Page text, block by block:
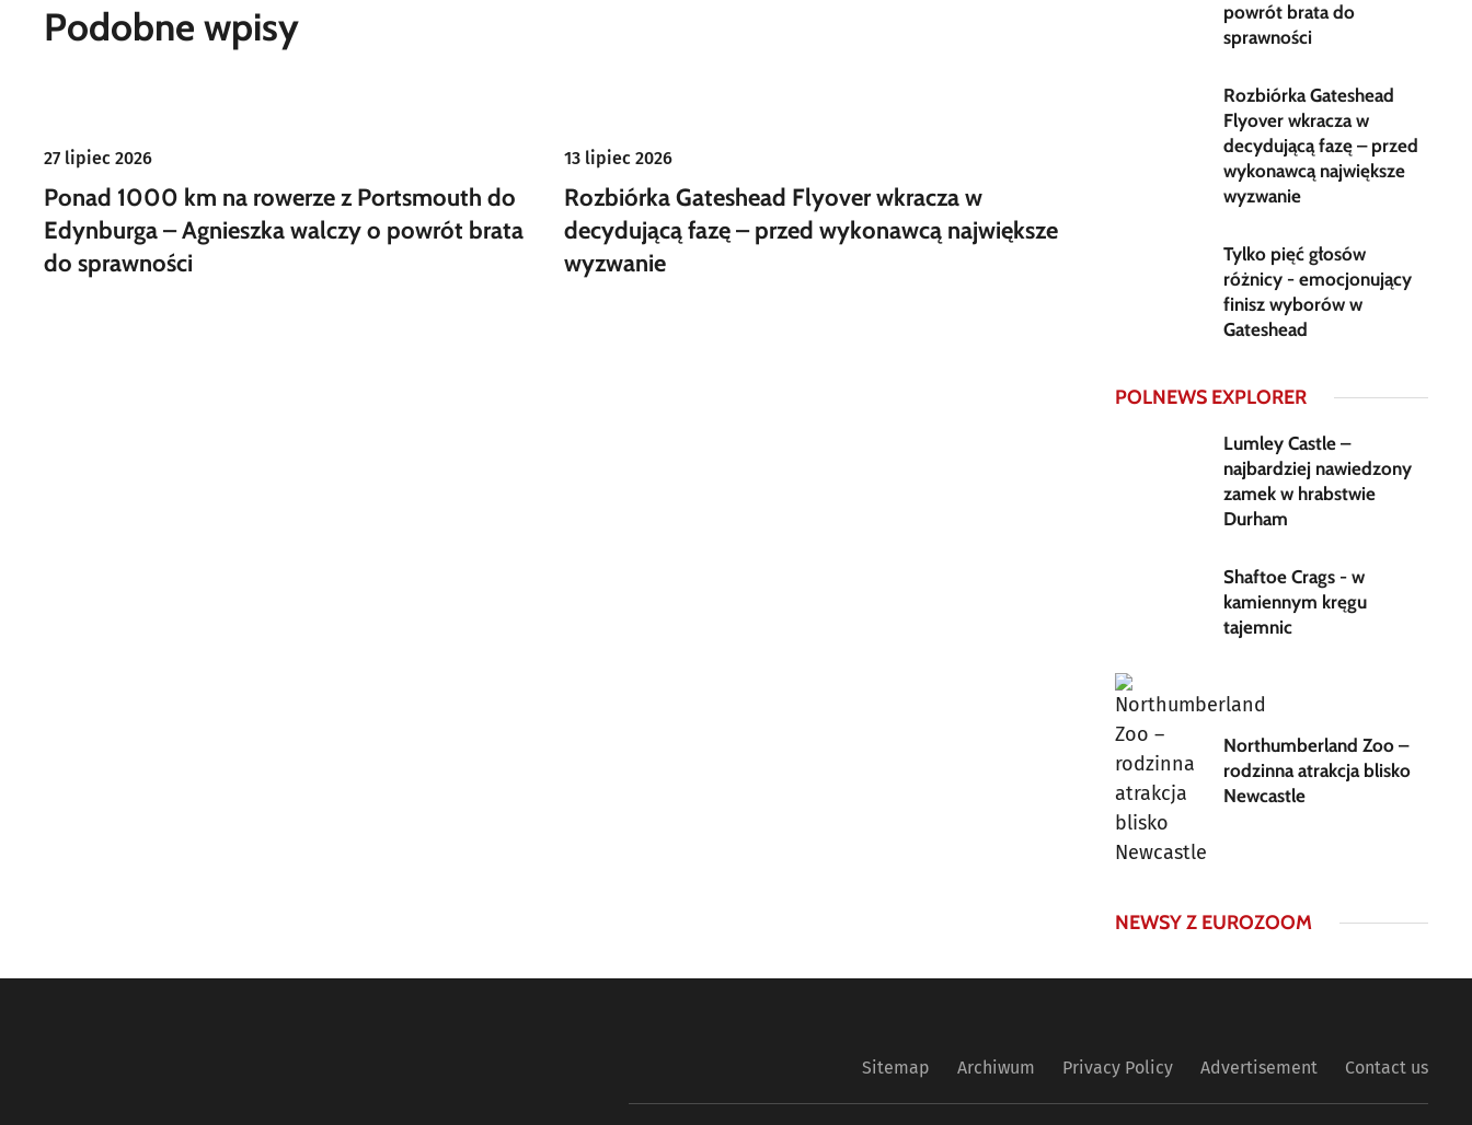
Podobne wpisy
27 lipiec 2026
Ponad 1000 km na rowerze z Portsmouth do
Edynburga – Agnieszka walczy o powrót brata
do sprawności
13 lipiec 2026
Rozbiórka Gateshead Flyover wkracza w
decydującą fazę – przed wykonawcą największe
wyzwanie
powrót brata do
sprawności
Rozbiórka Gateshead
Flyover wkracza w
decydującą fazę – przed
wykonawcą największe
wyzwanie
Tylko pięć głosów
różnicy - emocjonujący
finisz wyborów w
Gateshead
POLNEWS EXPLORER
Lumley Castle –
najbardziej nawiedzony
zamek w hrabstwie
Durham
Shaftoe Crags - w
kamiennym kręgu
tajemnic
Northumberland Zoo –
rodzinna atrakcja blisko
Newcastle
NEWSY Z EUROZOOM
Sitemap Archiwum Privacy Policy Advertisement Contact us